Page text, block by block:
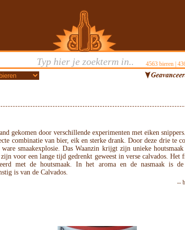
4563bieren |
gekomen door verschillende experimenten met eiken
combinatie van bier, eik en sterke drank. Door deze drie te
ware smaakexplosie. Das Waanzin krijgt zijn unieke
voor een lange tijd gedrenkt geweest in verse calvados. Het
met de houtsmaak. In het aroma en de nasmaak is de
is van de Calvados.
--